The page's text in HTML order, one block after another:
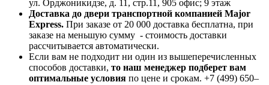
ул. Орджоникидзе, д. 11, стр.11, 905 офис; 9 этаж
Доставка до двери транспортной компанией Major
Express. При заказе от 20 000 доставка бесплатна, при
заказе на меньшую сумму - стоимость доставки
рассчитывается автоматически.
Если вам не подходит ни один из вышеперечисленных
способов доставки, то наш менеджер подберет вам
оптимальные условия по цене и срокам. +7 (499) 650‒